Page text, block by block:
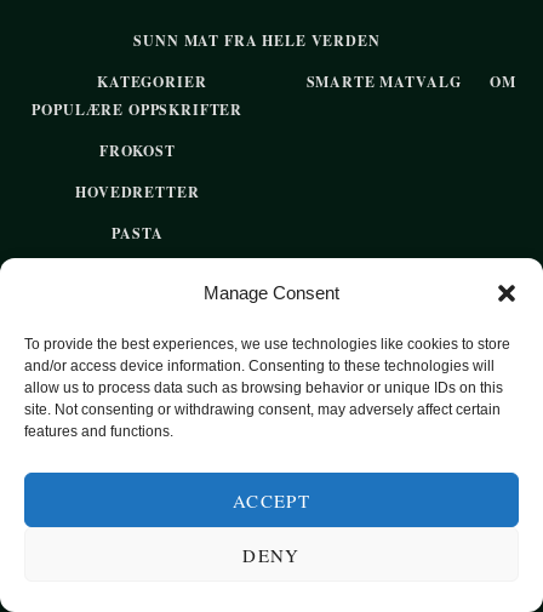
Manage Consent
To provide the best experiences, we use technologies like cookies to store
and/or access device information. Consenting to these technologies will
allow us to process data such as browsing behavior or unique IDs on this
site. Not consenting or withdrawing consent, may adversely affect certain
features and functions.
ACCEPT
DENY
SUNN MAT FRA HELE VERDEN
KATEGORIER
POPULÆRE OPPSKRIFTER
FROKOST
HOVEDRETTER
PASTA
MAT FOR VEGETARIANERE
SUNN HVERDAGSMAT
BAKST
SMARTE MATVALG OM
2020 OPPSKRIFTSPARADISET - SUNNE OPPSKRIFTER FOR